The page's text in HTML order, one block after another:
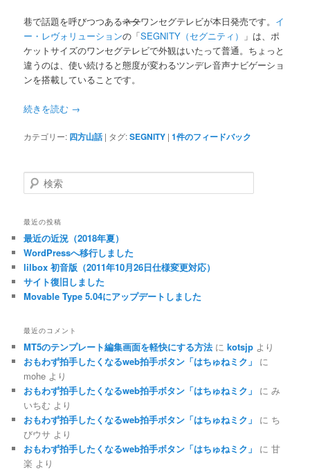
巷で話題を呼びつつあるネタワンセグテレビが本日発売です。 イ
ー・レヴォリューションの「SEGNITY（セグニティ）
」は、ポ
ケットサイズのワンセグテレビで外観はいたって普通。ちょっと
違うのは、使い続けると態度が変わるツンデレ音声ナビゲーショ
ンを搭載していることです。
続きを読む →
カテゴリー: 四方山話 | タグ:SEGNITY |1件のフィードバック
検
索
最近の投稿
最近の近況（2018年夏）
WordPressへ移行しました
lilbox 初音版（2011年10月26日仕様変更対応）
サイト復旧しました
Movable Type 5.04にアップデートしました
最近のコメント
MT5のテンプレート編集画面を軽快にする方法にkotsjp より
おもわず拍手したくなるweb拍手ボタン「はちゅねミク」
に
mohe より
おもわず拍手したくなるweb拍手ボタン「はちゅねミク」
にみ
いちむ より
おもわず拍手したくなるweb拍手ボタン「はちゅねミク」
に ち
びウサ より
おもわず拍手したくなるweb拍手ボタン「はちゅねミク」
に甘
楽 より